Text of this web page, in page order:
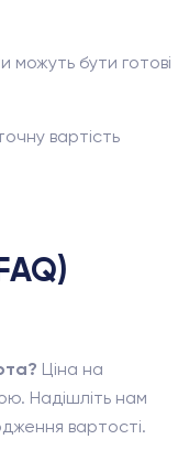
можуть бути готові
вартість
Ціна на
Надішліть нам
вартості.